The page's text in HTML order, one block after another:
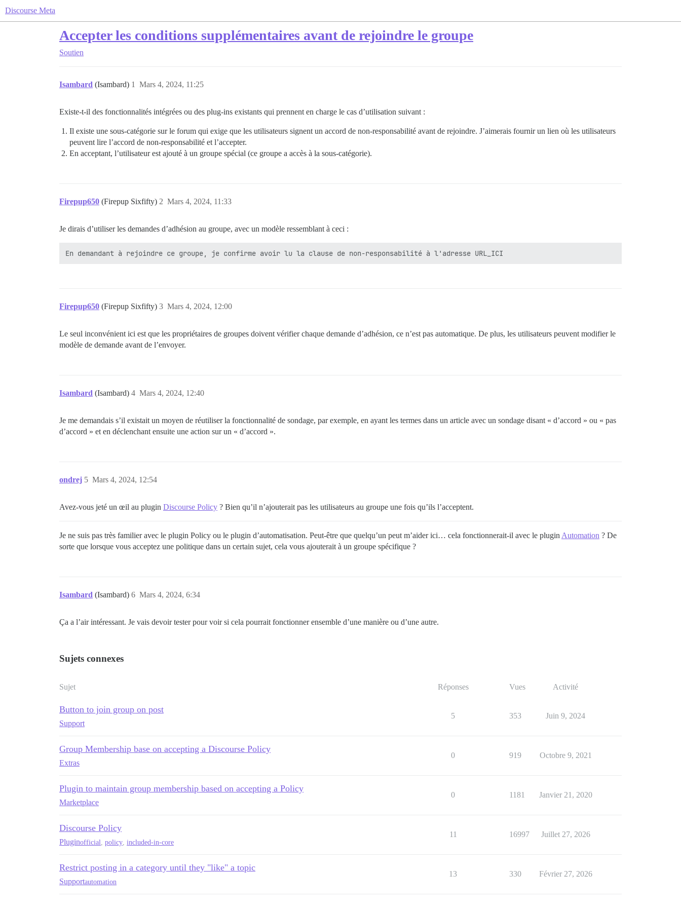
Discourse Meta
Accepter les conditions supplémentaires avant de rejoindre le groupe
Soutien
Isambard (Isambard) Mars 4, 2024, 11:25
1
Existe-t-il des fonctionnalités intégrées ou des plug-ins existants qui prennent en charge le cas d’utilisation suivant :
Il existe une sous-catégorie sur le forum qui exige que les utilisateurs signent un accord de non-responsabilité avant de rejoindre. J’aimerais fournir un lien où les utilisateurs
peuvent lire l’accord de non-responsabilité et l’accepter.
En acceptant, l’utilisateur est ajouté à un groupe spécial (ce groupe a accès à la sous-catégorie).
Firepup650 (Firepup Sixfifty) Mars 4, 2024, 11:33
2
Je dirais d’utiliser les demandes d’adhésion au groupe, avec un modèle ressemblant à ceci :
Firepup650 (Firepup Sixfifty) Mars 4, 2024, 12:00
3
Le seul inconvénient ici est que les propriétaires de groupes doivent vérifier chaque demande d’adhésion, ce n’est pas automatique. De plus, les utilisateurs peuvent modifier le
modèle de demande avant de l’envoyer.
Isambard (Isambard) Mars 4, 2024, 12:40
4
Je me demandais s’il existait un moyen de réutiliser la fonctionnalité de sondage, par exemple, en ayant les termes dans un article avec un sondage disant « d’accord » ou « pas
d’accord » et en déclenchant ensuite une action sur un « d’accord ».
ondrej Mars 4, 2024, 12:54
5
Avez-vous jeté un œil au plugin Discourse Policy ? Bien qu’il n’ajouterait pas les utilisateurs au groupe une fois qu’ils l’acceptent.
Je ne suis pas très familier avec le plugin Policy ou le plugin d’automatisation. Peut-être que quelqu’un peut m’aider ici… cela fonctionnerait-il avec le plugin Automation ? De
sorte que lorsque vous acceptez une politique dans un certain sujet, cela vous ajouterait à un groupe spécifique ?
Isambard (Isambard) Mars 4, 2024, 6:34
6
Ça a l’air intéressant. Je vais devoir tester pour voir si cela pourrait fonctionner ensemble d’une manière ou d’une autre.
Sujets connexes
Sujet Réponses Vues Activité
Button to join group on post
Support
5 353 Juin 9, 2024
Group Membership base on accepting a Discourse Policy
Extras
0 919 Octobre 9, 2021
Plugin to maintain group membership based on accepting a Policy
Marketplace
0 1181 Janvier 21, 2020
Discourse Policy
Pluginofficial policy included-in-core
11 16997 Juillet 27, 2026
Restrict posting in a category until they "like" a topic
Supportautomation
13 330 Février 27, 2026